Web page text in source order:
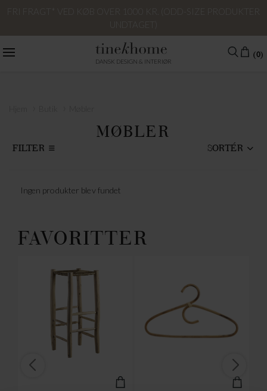
DANSK DESIGN & INTERIØR
(0)
MØBLER
FILTER SORTÉR
Ingen produkter blev fundet
FAVORITTER